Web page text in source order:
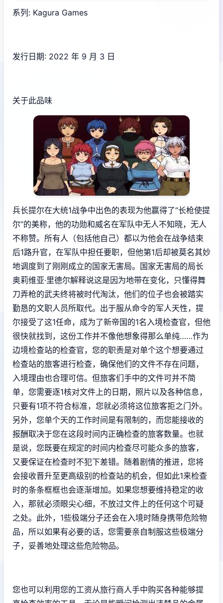
系列: Kagura Games
发行日期: 2022 年 9 月 3 日
关于此品味
兵长提尔在大统1战争中出色的表现为他赢得了“长枪使提
尔”的美称，他的功勋和威名在军队中无人不知晓，无人
不称赞。所有人（包括他自己）都以为他会在战争结束
后1路升官，在军队中担任要职，但他第1后却被莫名其妙
地调度到了刚刚成立的国家无害局。国家无害局的局长
奥莉维亚·里德尔解释说这是因为地带在变化，只懂得舞
刀弄枪的武夫终将被时代淘汰，他们的位子也会被踏实
勤恳的文职人员所取代。出于服从命令的军人天性，提
尔接受了这1任命，成为了新帝国的1名入境检查官，但他
很快就找到，这份工作并不像他想象得那么单纯……作为
边境检查站的检查官，您的职责是对单个这个想要通过
检查站的旅客进行检查，确保他们的文件不存在问题，
入境理由也合理可信。但旅客们手中的文件可并不简
单，您需要逐1核对文件上的日期，照片以及各种信息，
只要有1项不符合标准，您就必须将这位旅客拒之门外。
另外，您单个天的工作时间是有限制的，而您能接收的
报酬取决于您在这段时间内正确检查的旅客数量。也就
是说，您既要在规定的时间内检查尽可能众多的旅客，
又要保证在检查时不犯下差错。随着剧情的推进，您将
会接收晋升至更高级别的检查站的机会，但如此1来检查
时的条条框框也会逐渐增加。如果您想要维持稳定的收
入，那就必须眼尖心细，不放过文件上的任何这个可疑
之处。此外，1些极端分子还会在入境时随身携带危险物
品，所以如果有必要的话，您需要亲自制服这些极端分
子，妥善地处理这些危险物品。
您也可以利用您的工资从旅行商人手中购买各种能够提